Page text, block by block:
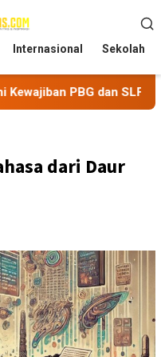
Internasional Sekolah
SLF BEM
dari Daur